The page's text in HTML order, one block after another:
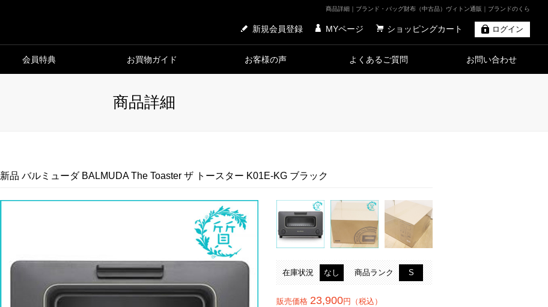
商品詳細｜ブランド・バッグ財布（中古品）ヴィトン通販｜ブランドのくら
新規会員登録 MYページ ショッピングカート ログイン
会員特典 お買物ガイド お客様の声 よくあるご質問 お問い合わせ
商品詳細
新品 バルミューダ BALMUDA The Toaster ザ トースター K01E-KG ブラック
在庫状況 なし 商品ランク S
販売価格 23,900円（税込）